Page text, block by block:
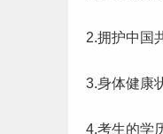
2.拥护中国
3.身体健康
4.考生的学